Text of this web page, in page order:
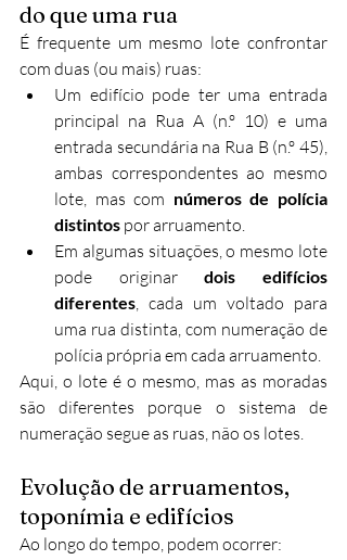
do que uma rua
É frequente um mesmo lote confrontar
com duas (ou mais) ruas:
Um edifício pode ter uma entrada
principal na Rua A (n.º 10) e uma
entrada secundária na Rua B (n.º 45),
ambas correspondentes ao mesmo
lote, mas com números de polícia
distintos por arruamento.
Em algumas situações, o mesmo lote
pode originar dois edifícios
diferentes, cada um voltado para
uma rua distinta, com numeração de
polícia própria em cada arruamento.
Aqui, o lote é o mesmo, mas as moradas
são diferentes porque o sistema de
numeração segue as ruas, não os lotes.
Evolução de arruamentos,
toponímia e edifícios
Ao longo do tempo, podem ocorrer: